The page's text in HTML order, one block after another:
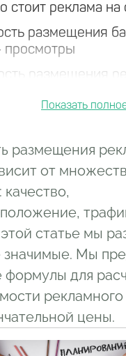
стоит реклама на
размещения
просмотры
размещения
не
хотя бы
опирайтесь
статистику
заполняйте
четвертое:
от его
размещения
от
статье мы
значимые. Мы
для
цены.